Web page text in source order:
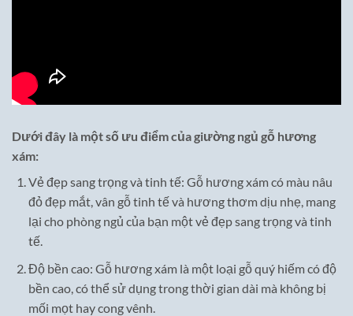
Dưới đây là một số ưu điểm của giường ngủ gỗ hương
xám:
Vẻ đẹp sang trọng và tinh tế: Gỗ hương xám có màu nâu
đỏ đẹp mắt, vân gỗ tinh tế và hương thơm dịu nhẹ, mang
lại cho phòng ngủ của bạn một vẻ đẹp sang trọng và tinh
tế.
Độ bền cao: Gỗ hương xám là một loại gỗ quý hiếm có độ
bền cao, có thể sử dụng trong thời gian dài mà không bị
mối mọt hay cong vênh.